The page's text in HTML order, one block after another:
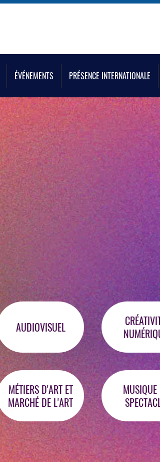
ÉVÉNEMENTS PRÉSENCE INTERNATIONALE
AUDIOVISUEL
MÉTIERS D'ART ET
MARCHÉ DE L'ART
MUSIQUE